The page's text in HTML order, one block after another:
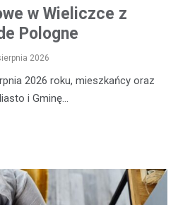
w Wieliczce z
Pologne
2026
2026 roku, mieszkańcy oraz
i Gminę…